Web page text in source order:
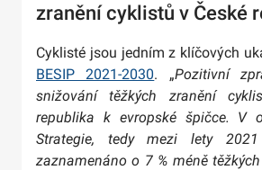
zranění cyklistů v České
Cyklisté jsou jedním z klíčových
BESIP 2021-2030. „Pozitivní
snižování těžkých zranění
republika k evropské špičce. V
Strategie, tedy mezi lety
zaznamenáno o 7 % méně